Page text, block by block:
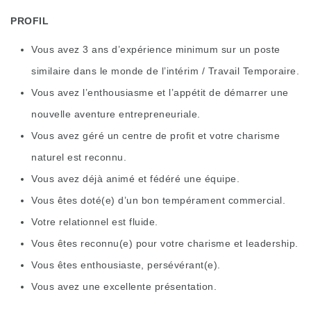
PROFIL
Vous avez 3 ans d’expérience minimum sur un poste
similaire dans le monde de l’intérim / Travail Temporaire.
Vous avez l’enthousiasme et l’appétit de démarrer une
nouvelle aventure entrepreneuriale.
Vous avez géré un centre de profit et votre charisme
naturel est reconnu.
Vous avez déjà animé et fédéré une équipe.
Vous êtes doté(e) d’un bon tempérament commercial.
Votre relationnel est fluide.
Vous êtes reconnu(e) pour votre charisme et leadership.
Vous êtes enthousiaste, persévérant(e).
Vous avez une excellente présentation.